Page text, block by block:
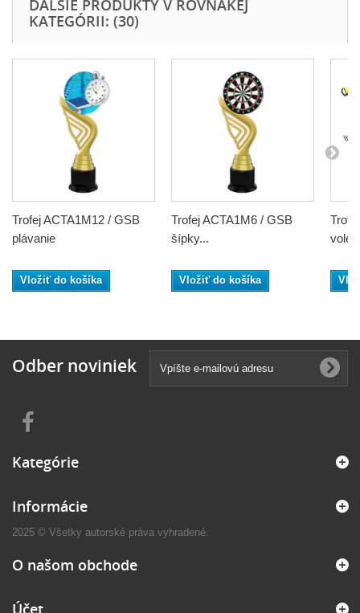
ĎALŠIE PRODUKTY V ROVNAKEJ
KATEGÓRII: (30)
Trofej ACTA1M12 / GSB
plávanie
Vložiť do košíka
Trofej ACTA1M6 / GSB
šípky...
Vložiť do košíka
Odber noviniek
Kategórie
Informácie
2025 © Všetky autorské práva vyhradené.
O našom obchode
Účet